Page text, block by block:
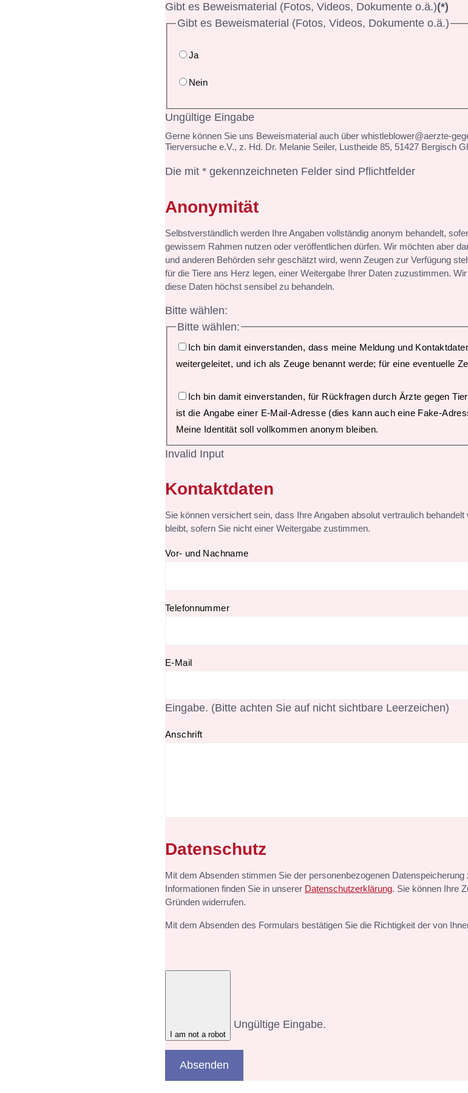
Gibt es Beweismaterial (Fotos, Videos, Dokumente o.ä.)(*)
Gibt es Beweismaterial (Fotos, Videos, Dokumente o.ä.)
Ja
Nein
Ungültige Eingabe
Gerne können Sie uns Beweismaterial auch über whistleblower@aerzte-
Tierversuche e.V., z. Hd. Dr. Melanie Seiler, Lustheide 85, 51427 Bergisch
Die mit * gekennzeichneten Felder sind Pflichtfelder
Anonymität
Selbstverständlich werden Ihre Angaben vollständig anonym behandelt,
gewissem Rahmen nutzen oder veröffentlichen dürfen. Wir möchten aber
und anderen Behörden sehr geschätzt wird, wenn Zeugen zur Verfügung
für die Tiere ans Herz legen, einer Weitergabe Ihrer Daten zuzustimmen.
diese Daten höchst sensibel zu behandeln.
Bitte wählen:
Bitte wählen:
Ich bin damit einverstanden, dass meine Meldung und
weitergeleitet, und ich als Zeuge benannt werde; für eine eventuelle
Ich bin damit einverstanden, für Rückfragen durch Ärzte gegen
ist die Angabe einer E-Mail-Adresse (dies kann auch eine Fake-
Meine Identität soll vollkommen anonym bleiben.
Invalid Input
Kontaktdaten
Sie können versichert sein, dass Ihre Angaben absolut vertraulich
bleibt, sofern Sie nicht einer Weitergabe zustimmen.
Vor- und Nachname
Telefonnummer
E-Mail
Eingabe. (Bitte achten Sie auf nicht sichtbare Leerzeichen)
Anschrift
Datenschutz
Mit dem Absenden stimmen Sie der personenbezogenen
Informationen finden Sie in unserer Datenschutzerklärung. Sie können Ihre
Gründen widerrufen.
Mit dem Absenden des Formulars bestätigen Sie die Richtigkeit der von
I am not a robot
Ungültige Eingabe.
Absenden